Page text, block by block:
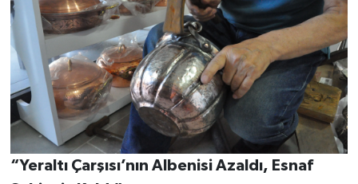
“Yeraltı Çarşısı’nın Albenisi Azaldı, Esnaf